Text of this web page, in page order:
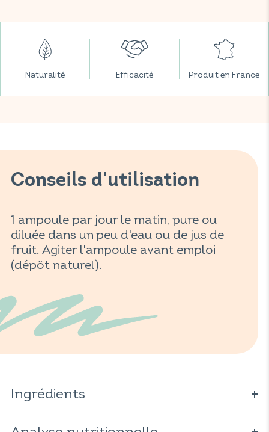
Naturalité Efficacité Produit en France
Conseils d'utilisation
1 ampoule par jour le matin, pure ou
diluée dans un peu d'eau ou de jus de
fruit. Agiter l'ampoule avant emploi
(dépôt naturel).
Ingrédients
poudre de jus concentré d'acérola* (Malpighia